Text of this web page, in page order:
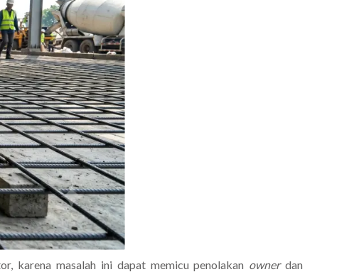
karena masalah ini dapat memicu penolakan ownerdan